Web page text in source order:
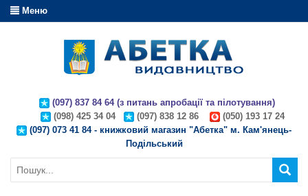
Меню
(097) 837 84 64 (з питань апробації та пілотування)
(098) 425 34 04
(097) 838 12 86
(050) 193 17 24
(097) 073 41 84 - книжковий магазин "Абетка" м. Кам'янець-
Подільський